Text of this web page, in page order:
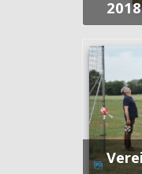
2018
Vereinsmeisterschaft